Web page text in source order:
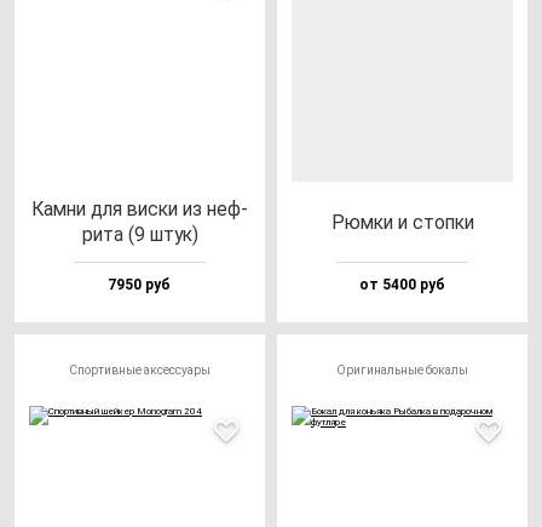
Кам­ни для вис­ки из неф­
ри­та (9 штук)
7950 руб
Рюм­ки и стоп­ки
от 5400 руб
Спортивные аксессуары Оригинальные бокалы